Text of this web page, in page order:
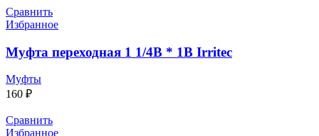
Сравнить
Избранное
Муфта переходная 1 1/4В * 1В Irritec
Муфты
160 ₽
Сравнить
Избранное